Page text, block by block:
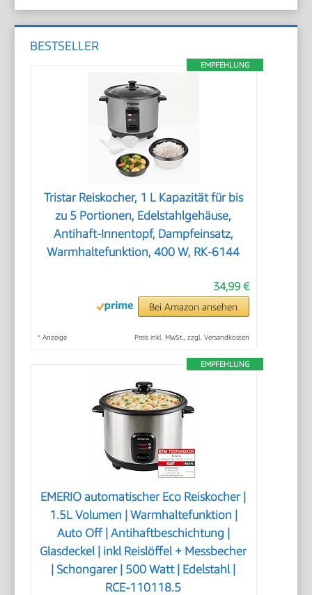
BESTSELLER
EMPFEHLUNG
Tristar Reiskocher, 1 L Kapazität für bis
zu 5 Portionen, Edelstahlgehäuse,
Antihaft-Innentopf, Dampfeinsatz,
Warmhaltefunktion, 400 W, RK-6144
34,99 €
Bei Amazon ansehen
* Anzeige Preis inkl. MwSt., zzgl. Versandkosten
EMPFEHLUNG
EMERIO automatischer Eco Reiskocher |
1.5L Volumen | Warmhaltefunktion |
Auto Off | Antihaftbeschichtung |
Glasdeckel | inkl Reislöffel + Messbecher
| Schongarer | 500 Watt | Edelstahl |
RCE-110118.5